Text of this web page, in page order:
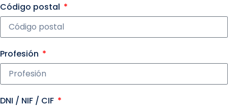
Código postal
Profesión
DNI / NIF / CIF